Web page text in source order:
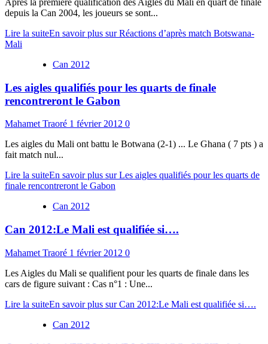
Apres la première qualification des Aigles du Mali en quart de finale
depuis la Can 2004, les joueurs se sont...
Lire la suiteEn savoir plus sur Réactions d’après match Botswana-
Mali
Can 2012
Les aigles qualifiés pour les quarts de finale
rencontreront le Gabon
Mahamet Traoré 1 février 2012 0
Les aigles du Mali ont battu le Botwana (2-1) ... Le Ghana ( 7 pts ) a
fait match nul...
Lire la suiteEn savoir plus sur Les aigles qualifiés pour les quarts de
finale rencontreront le Gabon
Can 2012
Can 2012:Le Mali est qualifiée si….
Mahamet Traoré 1 février 2012 0
Les Aigles du Mali se qualifient pour les quarts de finale dans les
cars de figure suivant : Cas n°1 : Une...
Lire la suiteEn savoir plus sur Can 2012:Le Mali est qualifiée si….
Can 2012